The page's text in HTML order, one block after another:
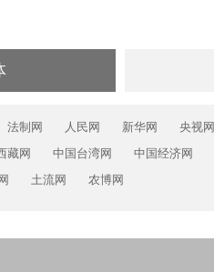
法制网 人民网 新华网 央视网
藏网 中国台湾网 中国经济网
土流网 农博网